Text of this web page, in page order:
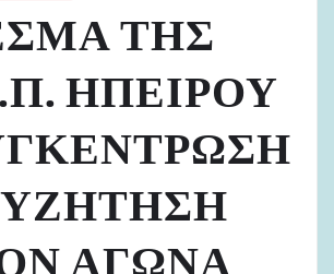
ΤΗΣ
ΗΠΕΙΡΟΥ